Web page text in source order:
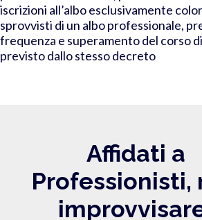
iscrizioni all’albo esclusivamente
sprovvisti di un albo professionale,
frequenza e superamento del corso
previsto dallo stesso decreto
Affidati a
Professionisti,